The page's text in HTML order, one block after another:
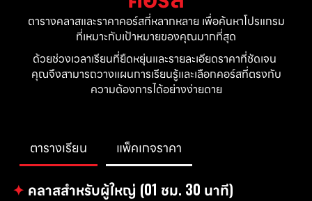
ตารางคลาสและราคาคอร์สที่หลากหลาย เพื่อค้นหาโปรแกรม
ที่เหมาะกับเป้าหมายของคุณมากที่สุด
ด้วยช่วงเวลาเรียนที่ยืดหยุ่นและรายละเอียดราคาที่ชัดเจน
คุณจึงสามารถวางแผนการเรียนรู้และเลือกคอร์สที่ตรงกับ
ความต้องการได้อย่างง่ายดาย
ตารางเรียน แพ็คเกจราคา
✦ คลาสสำหรับผู้ใหญ่ (01 ชม. 30 นาที)